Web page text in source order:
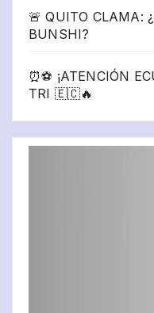
🚨 QUITO CLAMA:
BUNSHI?
⏰⚽ ¡ATENCIÓN
TRI 🇪🇨🔥